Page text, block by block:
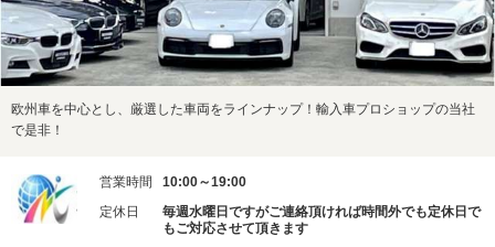
欧州車を中心とし、厳選した車両をラインナップ！輸入車プロショップの当社
で是非！
営業時間
10:00～19:00
定休日
毎週水曜日ですがご連絡頂ければ時間外でも定休日で
もご対応させて頂きます